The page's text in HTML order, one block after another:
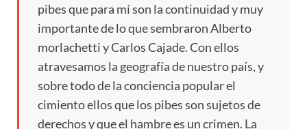
pibes que para mí son la continuidad y muy
importante de lo que sembraron Alberto
morlachetti y Carlos Cajade. Con ellos
atravesamos la geografía de nuestro país, y
sobre todo de la conciencia popular el
cimiento ellos que los pibes son sujetos de
derechos y que el hambre es un crimen. La